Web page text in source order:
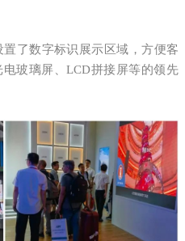
了数字标识展示区域，方便客
玻璃屏、LCD拼接屏等的领先